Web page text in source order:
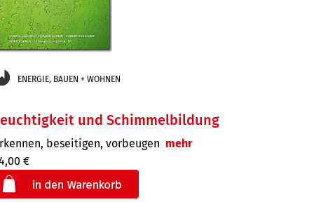
ENERGIE, BAUEN + WOHNEN
und Schimmelbildung
beseitigen, vorbeugen mehr
€